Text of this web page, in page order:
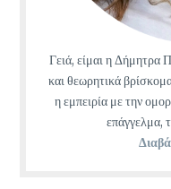
Γειά, είμαι η Δήμητρα
και θεωρητικά
η εμπειρία με την
επάγγελμα,